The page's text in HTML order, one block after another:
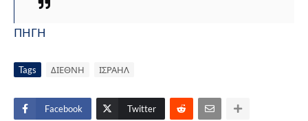
ΠΗΓΗ
Tags ΔΙΕΘΝΗ ΙΣΡΑΗΛ
Facebook Twitter